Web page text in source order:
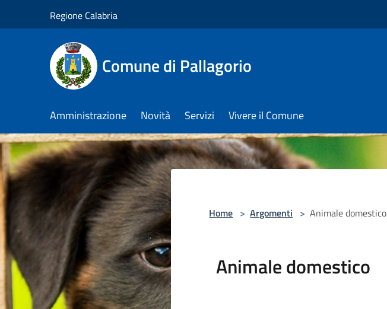
Regione Calabria
Comune di Pallagorio
Amministrazione Novità Servizi Vivere il Comune
Home > Argomenti > Animale domestico
Animale domestico